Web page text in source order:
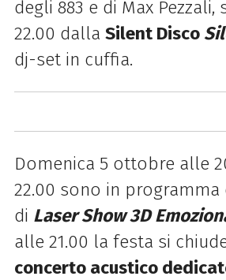
degli 883 e di Max Pezzali,
22.00 dalla Silent Disco
dj-set in cuffia.
Domenica 5 ottobre alle
22.00 sono in
di Laser Show 3D
alle 21.00 la festa si
concerto acustico